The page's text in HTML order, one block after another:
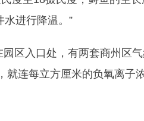
水进行降温。”
区入口处，有两套商州区
就连每立方厘米的负氧离子